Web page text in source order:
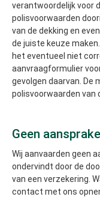
verantwoordelijk voor
polisvoorwaarden
van de dekking en
de juiste keuze
het eventueel niet
aanvraagformulier
gevolgen daarvan. De
polisvoorwaarden van
Geen
Wij aanvaarden geen
ondervindt door de
van een verzekering.
contact met ons